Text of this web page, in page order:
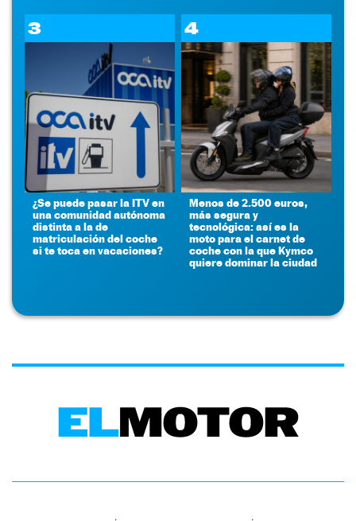
3
¿Se puede pasar la ITV en
una comunidad autónoma
distinta a la de
matriculación del coche
si te toca en vacaciones?
4
Menos de 2.500 euros,
más segura y
tecnológica: así es la
moto para el carnet de
coche con la que Kymco
quiere dominar la ciudad